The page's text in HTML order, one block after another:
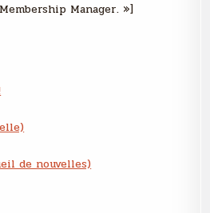
Manager. »]
de nouvelles)